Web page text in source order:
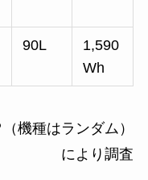
90L
1,590
Wh
機種はランダム）
により調査